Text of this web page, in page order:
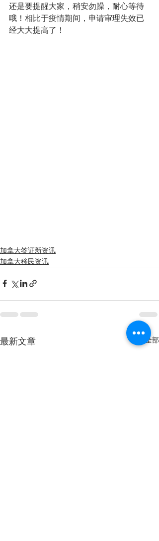
还是要提醒大家，稍安勿躁，耐心等待
哦！相比于疫情期间，申请审理失效已
经大大提高了！
加拿大签证新资讯
加拿大移民资讯
最新文章 查看全部